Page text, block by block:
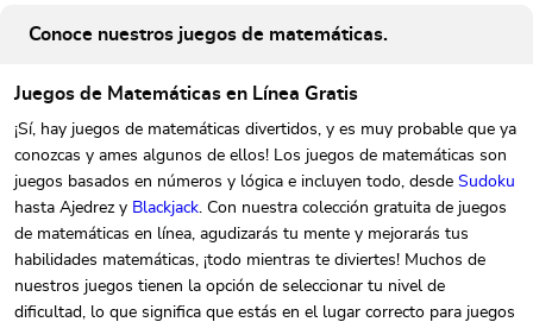
Conoce nuestros juegos de matemáticas.
Juegos de Matemáticas en Línea Gratis
¡Sí, hay juegos de matemáticas divertidos, y es muy probable que ya
conozcas y ames algunos de ellos! Los juegos de matemáticas son
juegos basados en números y lógica e incluyen todo, desde Sudoku
hasta Ajedrez y Blackjack. Con nuestra colección gratuita de juegos
de matemáticas en línea, agudizarás tu mente y mejorarás tus
habilidades matemáticas, ¡todo mientras te diviertes! Muchos de
nuestros juegos tienen la opción de seleccionar tu nivel de
dificultad, lo que significa que estás en el lugar correcto para juegos